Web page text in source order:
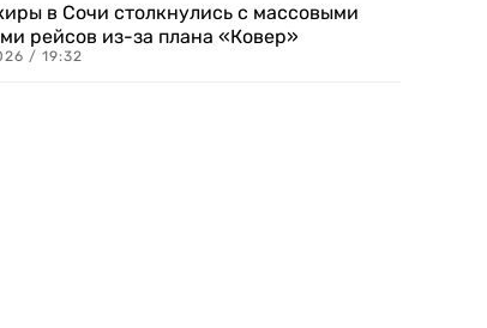
в Сочи столкнулись с массовыми
рейсов из-за плана «Ковер»
/ 19:32